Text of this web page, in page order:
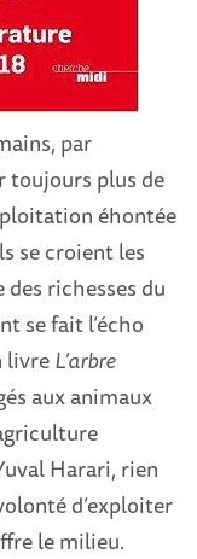
par
toujours plus de
éhontée
se croient les
richesses du
se fait l’écho
livreL’arbre
aux animaux
Harari, rien
d’exploiter
le milieu.